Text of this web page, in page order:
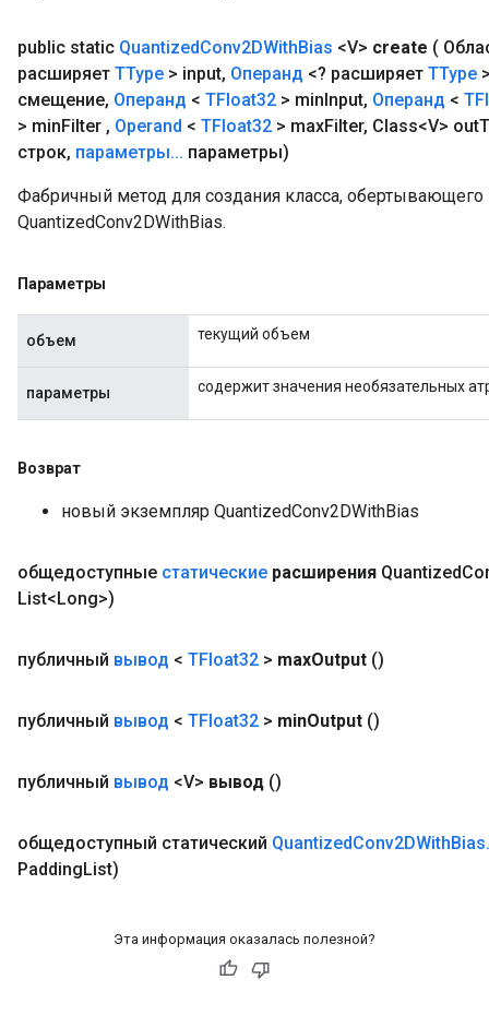
public static QuantizedConv2DWithBias <V> create (
расширяет TType > input, Операнд <? расширяет TType
смещение, Операнд < TFloat32 > minInput, Операнд <
> minFilter , Operand < TFloat32 > maxFilter, Class<V> out
строк, параметры... параметры)
Фабричный метод для создания класса,
QuantizedConv2DWithBias.
Параметры
объем текущий объем
параметры содержит значения необязательных
Возврат
новый экземпляр QuantizedConv2DWithBias
общедоступные статические расширения Quantized
List<Long>)
публичный вывод < TFloat32 > maxOutput ()
публичный вывод < TFloat32 > minOutput ()
публичный вывод <V> вывод ()
общедоступный статический QuantizedConv2DWithBias.
PaddingList)
Эта информация оказалась полезной?